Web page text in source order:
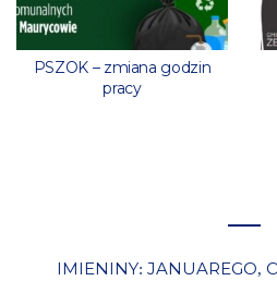
PSZOK – zmiana godzin
pracy
IMIENINY: JANUAREGO,